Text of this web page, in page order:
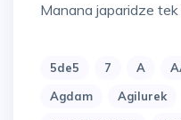
Manana japaridze tek
5de5 7 A
Agdam
Agilurek